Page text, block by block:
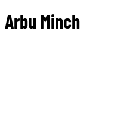
Arbu Minch